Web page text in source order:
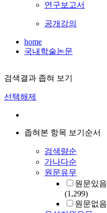
연구보고서
공개강의
home
국내학술논문
검색결과 좁혀 보기
선택해제
좁혀본 항목 보기순서
검색량순
가나다순
원문유무
원문있음
(1,299)
원문없음